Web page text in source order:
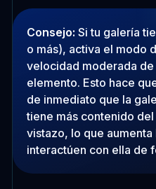
Consejo: Si tu galería
o más), activa el modo
velocidad moderada
elemento. Esto hace
de inmediato que la
tiene más contenido
vistazo, lo que
interactúen con ella de